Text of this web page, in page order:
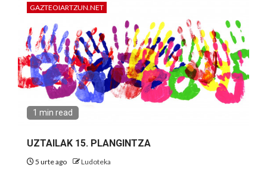
GAZTEOIARTZUN.NET
1 min read
UZTAILAK 15. PLANGINTZA
5 urte ago Ludoteka